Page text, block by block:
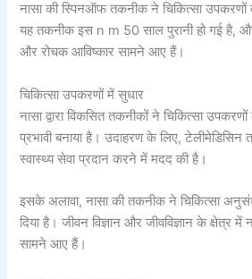
नासा की स्पिनऑफ तकनीक ने चिकित्सा उपकरणों
यह तकनीक इस n m 50 साल पुरानी हो गई है,
और रोचक आविष्कार सामने आए हैं।
चिकित्सा उपकरणों में सुधार
नासा द्वारा विकसित तकनीकों ने चिकित्सा
प्रभावी बनाया है। उदाहरण के लिए,
स्वास्थ्य सेवा प्रदान करने में मदद की है।
इसके अलावा, नासा की तकनीक ने चिकित्सा
दिया है। जीवन विज्ञान और जीवविज्ञान के क्षेत्र
सामने आए हैं।